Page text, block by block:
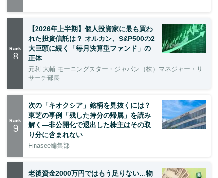
Rank
8
【2026年上半期】個人投資家に最も買わ
れた投資信託は？ オルカン、S&P500の2
大巨頭に続く「毎月決算型ファンド」の
正体
元利 大輔 モーニングスター・ジャパン（株）マネジャー・リ
サーチ部長
Rank
9
次の「キオクシア」銘柄を見抜くには？
東芝の事例「残した持分の帰属」を読み
解く—非公開化で退出した株主はその取
り分に含まれない
Finasee編集部
老後資金2000万円ではもう足りない…物